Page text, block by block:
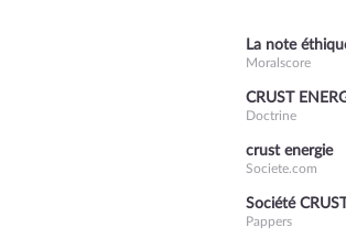
La note
Moralscore
CRUST
Doctrine
crust energie
Societe.com
Société
Pappers